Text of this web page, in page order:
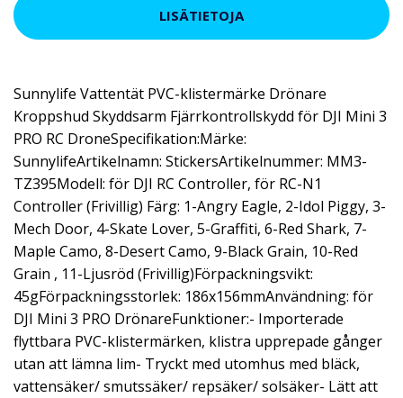
LISÄTIETOJA
Sunnylife Vattentät PVC-klistermärke Drönare
Kroppshud Skyddsarm Fjärrkontrollskydd för DJI Mini 3
PRO RC DroneSpecifikation:Märke:
SunnylifeArtikelnamn: StickersArtikelnummer: MM3-
TZ395Modell: för DJI RC Controller, för RC-N1
Controller (Frivillig) Färg: 1-Angry Eagle, 2-Idol Piggy, 3-
Mech Door, 4-Skate Lover, 5-Graffiti, 6-Red Shark, 7-
Maple Camo, 8-Desert Camo, 9-Black Grain, 10-Red
Grain , 11-Ljusröd (Frivillig)Förpackningsvikt:
45gFörpackningsstorlek: 186x156mmAnvändning: för
DJI Mini 3 PRO DrönareFunktioner:- Importerade
flyttbara PVC-klistermärken, klistra upprepade gånger
utan att lämna lim- Tryckt med utomhus med bläck,
vattensäker/ smutssäker/ repsäker/ solsäker- Lätt att